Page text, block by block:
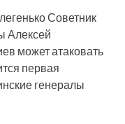
Советник
Алексей
может атаковать
первая
генералы